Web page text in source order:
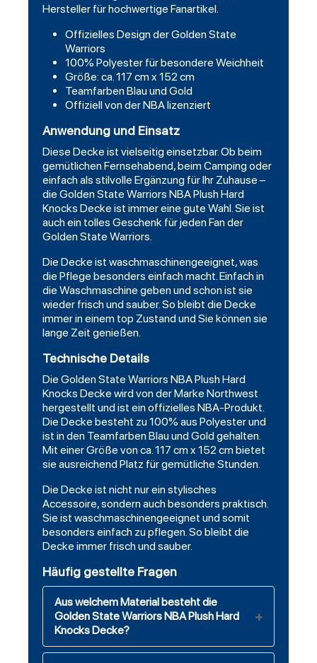
Hersteller für hochwertige Fanartikel.
Offizielles Design der Golden State
Warriors
100% Polyester für besondere Weichheit
Größe: ca. 117 cm x 152 cm
Teamfarben Blau und Gold
Offiziell von der NBA lizenziert
Anwendung und Einsatz
Diese Decke ist vielseitig einsetzbar. Ob beim
gemütlichen Fernsehabend, beim Camping oder
einfach als stilvolle Ergänzung für Ihr Zuhause –
die Golden State Warriors NBA Plush Hard
Knocks Decke ist immer eine gute Wahl. Sie ist
auch ein tolles Geschenk für jeden Fan der
Golden State Warriors.
Die Decke ist waschmaschinengeeignet, was
die Pflege besonders einfach macht. Einfach in
die Waschmaschine geben und schon ist sie
wieder frisch und sauber. So bleibt die Decke
immer in einem top Zustand und Sie können sie
lange Zeit genießen.
Technische Details
Die Golden State Warriors NBA Plush Hard
Knocks Decke wird von der Marke Northwest
hergestellt und ist ein offizielles NBA-Produkt.
Die Decke besteht zu 100% aus Polyester und
ist in den Teamfarben Blau und Gold gehalten.
Mit einer Größe von ca. 117 cm x 152 cm bietet
sie ausreichend Platz für gemütliche Stunden.
Die Decke ist nicht nur ein stylisches
Accessoire, sondern auch besonders praktisch.
Sie ist waschmaschinengeeignet und somit
besonders einfach zu pflegen. So bleibt die
Decke immer frisch und sauber.
Häufig gestellte Fragen
Aus welchem Material besteht die
Golden State Warriors NBA Plush Hard
Knocks Decke?